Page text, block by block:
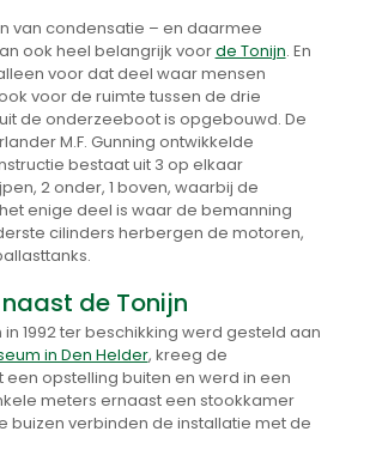
van condensatie – en daarmee
ook heel belangrijk voorde Tonijn. En
voor dat deel waar mensen
voor de ruimte tussen de drie
de onderzeeboot is opgebouwd. De
M.F. Gunning ontwikkelde
bestaat uit 3 op elkaar
2 onder, 1 boven, waarbij de
enige deel is waar de bemanning
cilinders herbergen de motoren,
de Tonijn
in 1992 ter beschikking werd gesteld aan
in Den Helder, kreeg de
opstelling buiten en werd in een
meters ernaast een stookkamer
buizen verbinden de installatie met de